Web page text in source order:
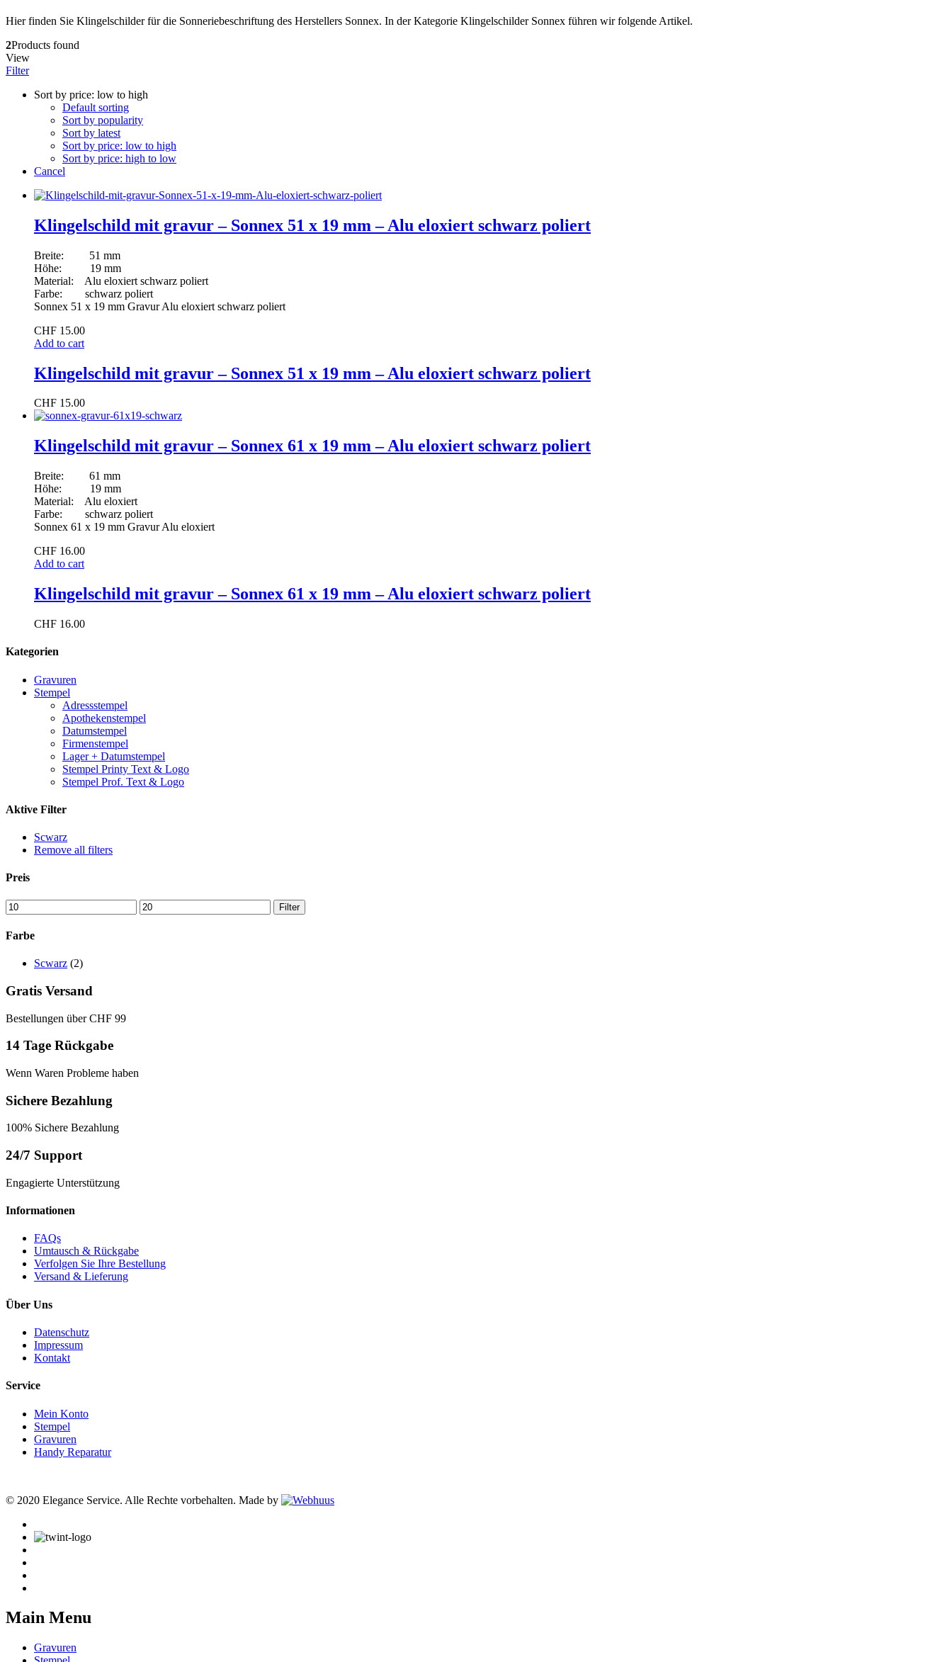
Hier finden Sie Klingelschilder für die Sonneriebeschriftung des Herstellers Sonnex. In der Kategorie Klingelschilder Sonnex führen wir folgende Artikel.
2Products found
View
Filter
Sort by price: low to high
Default sorting
Sort by popularity
Sort by latest
Sort by price: low to high
Sort by price: high to low
Cancel
Klingelschild mit gravur – Sonnex 51 x 19 mm – Alu eloxiert schwarz poliert
Breite: 51 mm
Höhe: 19 mm
Material: Alu eloxiert schwarz poliert
Farbe: schwarz poliert
Sonnex 51 x 19 mm Gravur Alu eloxiert schwarz poliert
CHF 15.00
Add to cart
Klingelschild mit gravur – Sonnex 51 x 19 mm – Alu eloxiert schwarz poliert
CHF 15.00
Klingelschild mit gravur – Sonnex 61 x 19 mm – Alu eloxiert schwarz poliert
Breite: 61 mm
Höhe: 19 mm
Material: Alu eloxiert
Farbe: schwarz poliert
Sonnex 61 x 19 mm Gravur Alu eloxiert
CHF 16.00
Add to cart
Klingelschild mit gravur – Sonnex 61 x 19 mm – Alu eloxiert schwarz poliert
CHF 16.00
Kategorien
Gravuren
Stempel
Adressstempel
Apothekenstempel
Datumstempel
Firmenstempel
Lager + Datumstempel
Stempel Printy Text & Logo
Stempel Prof. Text & Logo
Aktive Filter
Scwarz
Remove all filters
Preis
Min
price
Max
price
Filter
Farbe
Scwarz (2)
Gratis Versand
Bestellungen über CHF 99
14 Tage Rückgabe
Wenn Waren Probleme haben
Sichere Bezahlung
100% Sichere Bezahlung
24/7 Support
Engagierte Unterstützung
Informationen
FAQs
Umtausch & Rückgabe
Verfolgen Sie Ihre Bestellung
Versand & Lieferung
Über Uns
Datenschutz
Impressum
Kontakt
Service
Mein Konto
Stempel
Gravuren
Handy Reparatur
© 2020 Elegance Service. Alle Rechte vorbehalten. Made by
Main Menu
Gravuren